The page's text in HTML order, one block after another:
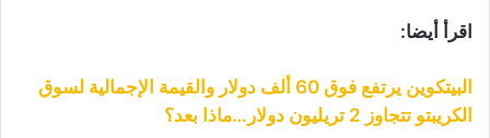
اقرأ أيضا:
البيتكوين يرتفع فوق 60 ألف دولار والقيمة الإجمالية لسوق
الكريبتو تتجاوز 2 تريليون دولار…ماذا بعد؟